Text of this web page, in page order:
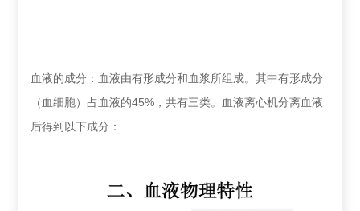
血液的成分：血液由有形成分和血浆所组成。其中有形成分
（血细胞）占血液的45%，共有三类。血液离心机分离血液
后得到以下成分：